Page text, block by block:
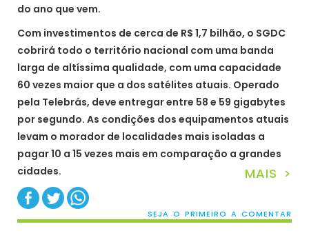
do ano que vem.
Com investimentos de cerca de R$ 1,7 bilhão, o SGDC
cobrirá todo o território nacional com uma banda
larga de altíssima qualidade, com uma capacidade
60 vezes maior que a dos satélites atuais. Operado
pela Telebrás, deve entregar entre 58 e 59 gigabytes
por segundo. As condições dos equipamentos atuais
levam o morador de localidades mais isoladas a
pagar 10 a 15 vezes mais em comparação a grandes
cidades.
MAIS >
SEJA O PRIMEIRO A COMENTAR